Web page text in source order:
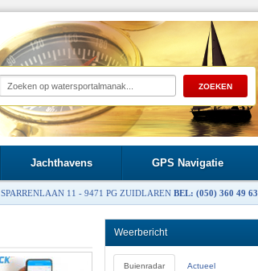
Jachthavens GPS Navigatie
SPARRENLAAN 11 - 9471 PG ZUIDLAREN BEL: (050) 360 49 63
Weerbericht
Buienradar Actueel